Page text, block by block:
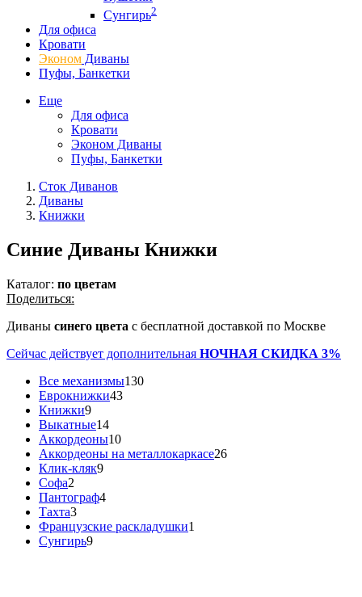
Сунгирь2
Для офиса
Кровати
Эконом Диваны
Пуфы, Банкетки
Еще
Для офиса
Кровати
Эконом Диваны
Пуфы, Банкетки
Сток Диванов
Диваны
Книжки
Синие Диваны Книжки
Каталог: по цветам
Поделиться:
Диваны синего цвета с бесплатной доставкой по Москве
Сейчас действует дополнительная НОЧНАЯ СКИДКА 3%
Все механизмы130
Еврокнижки43
Книжки9
Выкатные14
Аккордеоны10
Аккордеоны на металлокаркасе26
Клик-кляк9
Софа2
Пантограф4
Тахта3
Французские раскладушки1
Сунгирь9